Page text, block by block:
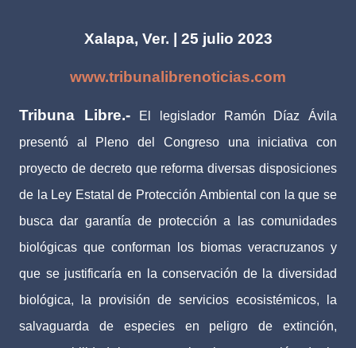
Xalapa, Ver. | 25 julio 2023
www.tribunalibrenoticias.com
Tribuna Libre.-
El legislador Ramón Díaz Ávila
presentó al Pleno del Congreso una iniciativa con
proyecto de decreto que reforma diversas disposiciones
de la Ley Estatal de Protección Ambiental con la que se
busca dar garantía de protección a las comunidades
biológicas que conforman los biomas veracruzanos y
que se justificaría en la conservación de la diversidad
biológica, la provisión de servicios ecosistémicos, la
salvaguarda de especies en peligro de extinción,